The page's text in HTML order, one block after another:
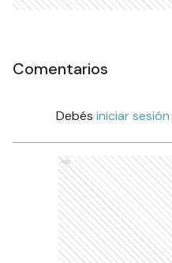
Comentarios
Debés iniciar sesión
Ads